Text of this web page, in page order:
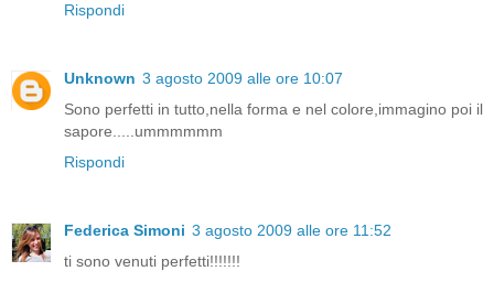
Rispondi
Unknown 3 agosto 2009 alle ore 10:07
Sono perfetti in tutto,nella forma e nel colore,immagino poi il
sapore.....ummmmmm
Rispondi
Federica Simoni 3 agosto 2009 alle ore 11:52
ti sono venuti perfetti!!!!!!!